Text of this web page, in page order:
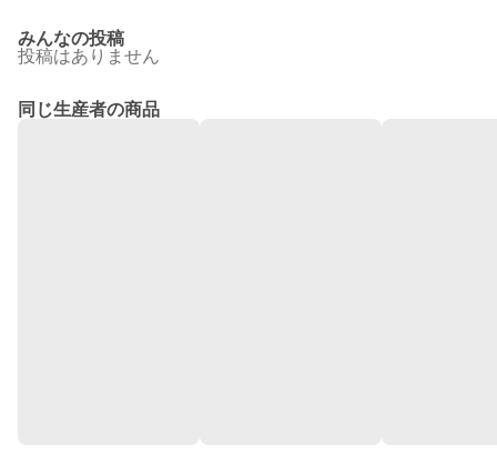
みんなの投稿
投稿はありません
同じ生産者の商品